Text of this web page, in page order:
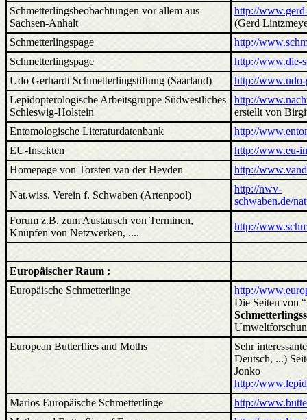
Schmetterlingsbeobachtungen vor allem aus
Sachsen-Anhalt
http://
(Gerd
Schmetterlingspage
http://
Schmetterlingspage
http://www.die-
Udo Gerhardt Schmetterlingstiftung (Saarland)
http://www.udo-
Lepidopterologische Arbeitsgruppe Südwestliches
Schleswig-Holstein
http://
erstellt von
Entomologische Literaturdatenbank
http://
EU-Insekten
http://www.eu-
Homepage von Torsten van der Heyden
http://
Nat.wiss. Verein f. Schwaben (Artenpool)
http://nwv-
schwaben.de/
Forum z.B. zum Austausch von Terminen,
Knüpfen von Netzwerken, ....
http://
Europäischer Raum :
Europäische Schmetterlinge
http://
Die Seiten von
European Butterflies and Moths
Sehr
Deutsch, ...)
Jonko
http://
Marios Europäische Schmetterlinge
http://